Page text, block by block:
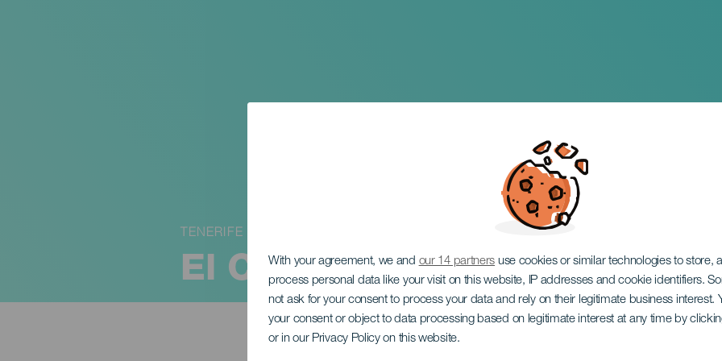
With your agreement, we and our 14 partners use cookies or similar technologies to store,
process personal data like your visit on this website, IP addresses and cookie identifiers.
not ask for your consent to process your data and rely on their legitimate business interest.
your consent or object to data processing based on legitimate interest at any time by
or in our Privacy Policy on this website.
El Circo de los Muñecos de la
TENERIFE